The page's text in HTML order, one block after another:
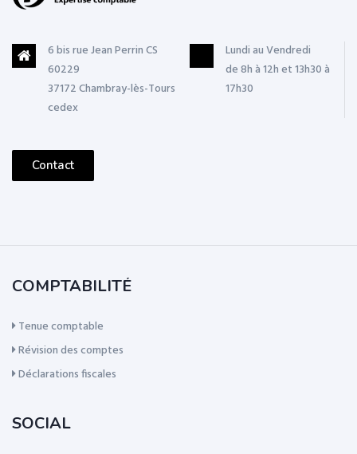
6 bis rue Jean Perrin CS
60229
37172 Chambray-lès-Tours
cedex
Lundi au Vendredi
de 8h à 12h et 13h30 à
17h30
Contact
COMPTABILITÉ
Tenue comptable
Révision des comptes
Déclarations fiscales
SOCIAL